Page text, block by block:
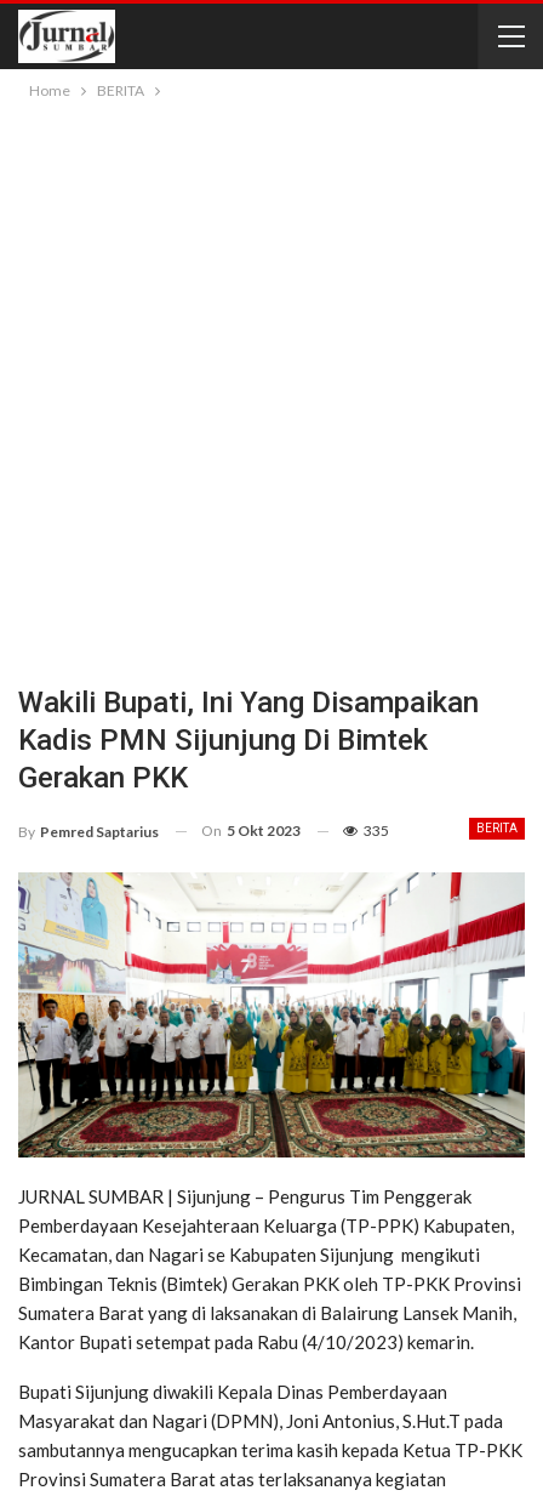
Home BERITA
Wakili Bupati, Ini Yang Disampaikan
Kadis PMN Sijunjung Di Bimtek
Gerakan PKK
BERITA
By Pemred Saptarius On 5 Okt 2023 335
JURNAL SUMBAR | Sijunjung – Pengurus Tim Penggerak
Pemberdayaan Kesejahteraan Keluarga (TP-PPK) Kabupaten,
Kecamatan, dan Nagari se Kabupaten Sijunjung mengikuti
Bimbingan Teknis (Bimtek) Gerakan PKK oleh TP-PKK Provinsi
Sumatera Barat yang di laksanakan di Balairung Lansek Manih,
Kantor Bupati setempat pada Rabu (4/10/2023) kemarin.
Bupati Sijunjung diwakili Kepala Dinas Pemberdayaan
Masyarakat dan Nagari (DPMN), Joni Antonius, S.Hut.T pada
sambutannya mengucapkan terima kasih kepada Ketua TP-PKK
Provinsi Sumatera Barat atas terlaksananya kegiatan